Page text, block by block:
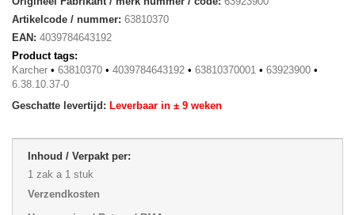
Artikelcode / nummer: 63810370
EAN: 4039784643192
Product tags:
Karcher • 63810370 • 4039784643192 • 63810370001 • 63923900 •
6.38.10.37-0
Geschatte levertijd: Leverbaar in ± 9 weken
Inhoud / Verpakt per:
1 zak a 1 stuk
Verzendkosten